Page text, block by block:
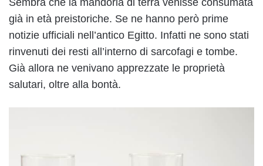
già in età preistoriche. Se ne hanno però prime
notizie ufficiali nell’antico Egitto. Infatti ne sono stati
rinvenuti dei resti all’interno di sarcofagi e tombe.
Già allora ne venivano apprezzate le proprietà
salutari, oltre alla bontà.